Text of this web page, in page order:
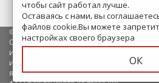
© 2009—2026 г. Все права защищены
Обращаем Ваше внимание на то, что
исключительно информационный
информационные материалы и цены,
являются публичной офертой,
чтобы сайт работал лучше.
Оставаясь с нами, вы
файлов cookie.Вы можете
настройках своего браузера
ОК